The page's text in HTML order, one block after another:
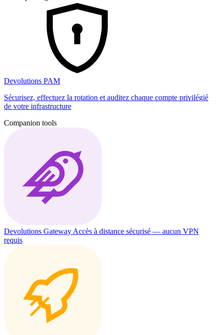
Devolutions PAM
Sécurisez, effectuez la rotation et auditez chaque compte privilégié
de votre infrastructure
Companion tools
Devolutions Gateway Accès à distance sécurisé — aucun VPN
requis